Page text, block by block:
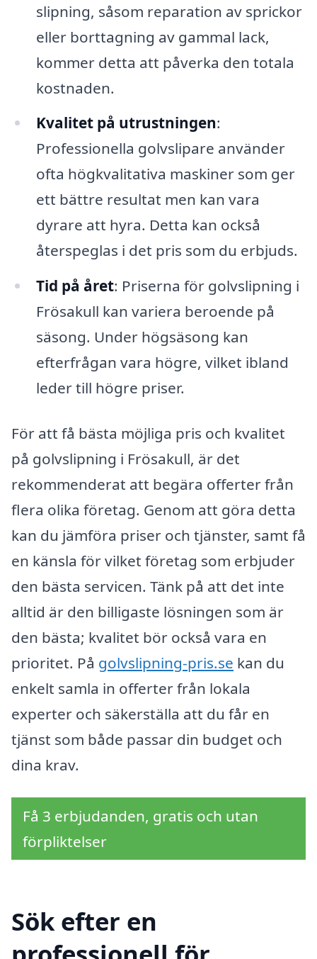
slipning, såsom reparation av sprickor
eller borttagning av gammal lack,
kommer detta att påverka den totala
kostnaden.
Kvalitet på utrustningen:
Professionella golvslipare använder
ofta högkvalitativa maskiner som ger
ett bättre resultat men kan vara
dyrare att hyra. Detta kan också
återspeglas i det pris som du erbjuds.
Tid på året: Priserna för golvslipning i
Frösakull kan variera beroende på
säsong. Under högsäsong kan
efterfrågan vara högre, vilket ibland
leder till högre priser.
För att få bästa möjliga pris och kvalitet
på golvslipning i Frösakull, är det
rekommenderat att begära offerter från
flera olika företag. Genom att göra detta
kan du jämföra priser och tjänster, samt få
en känsla för vilket företag som erbjuder
den bästa servicen. Tänk på att det inte
alltid är den billigaste lösningen som är
den bästa; kvalitet bör också vara en
prioritet. På golvslipning-pris.se kan du
enkelt samla in offerter från lokala
experter och säkerställa att du får en
tjänst som både passar din budget och
dina krav.
Få 3 erbjudanden, gratis och utan
förpliktelser
Sök efter en